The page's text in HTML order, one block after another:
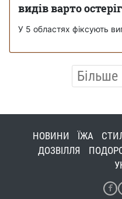
видів варто
У 5 областях фіксують
Більше
НОВИНИ ЇЖА
ДОЗВІЛЛЯ